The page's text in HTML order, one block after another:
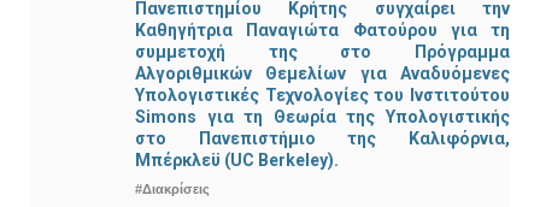
Πανεπιστημίου Κρήτης συγχαίρει την
Καθηγήτρια Παναγιώτα Φατούρου για τη
συμμετοχή της στο Πρόγραμμα
Αλγοριθμικών Θεμελίων για Αναδυόμενες
Υπολογιστικές Τεχνολογίες του Ινστιτούτου
Simons για τη Θεωρία της Υπολογιστικής
στο Πανεπιστήμιο της Καλιφόρνια,
Μπέρκλεϋ (UC Berkeley).
#Διακρίσεις